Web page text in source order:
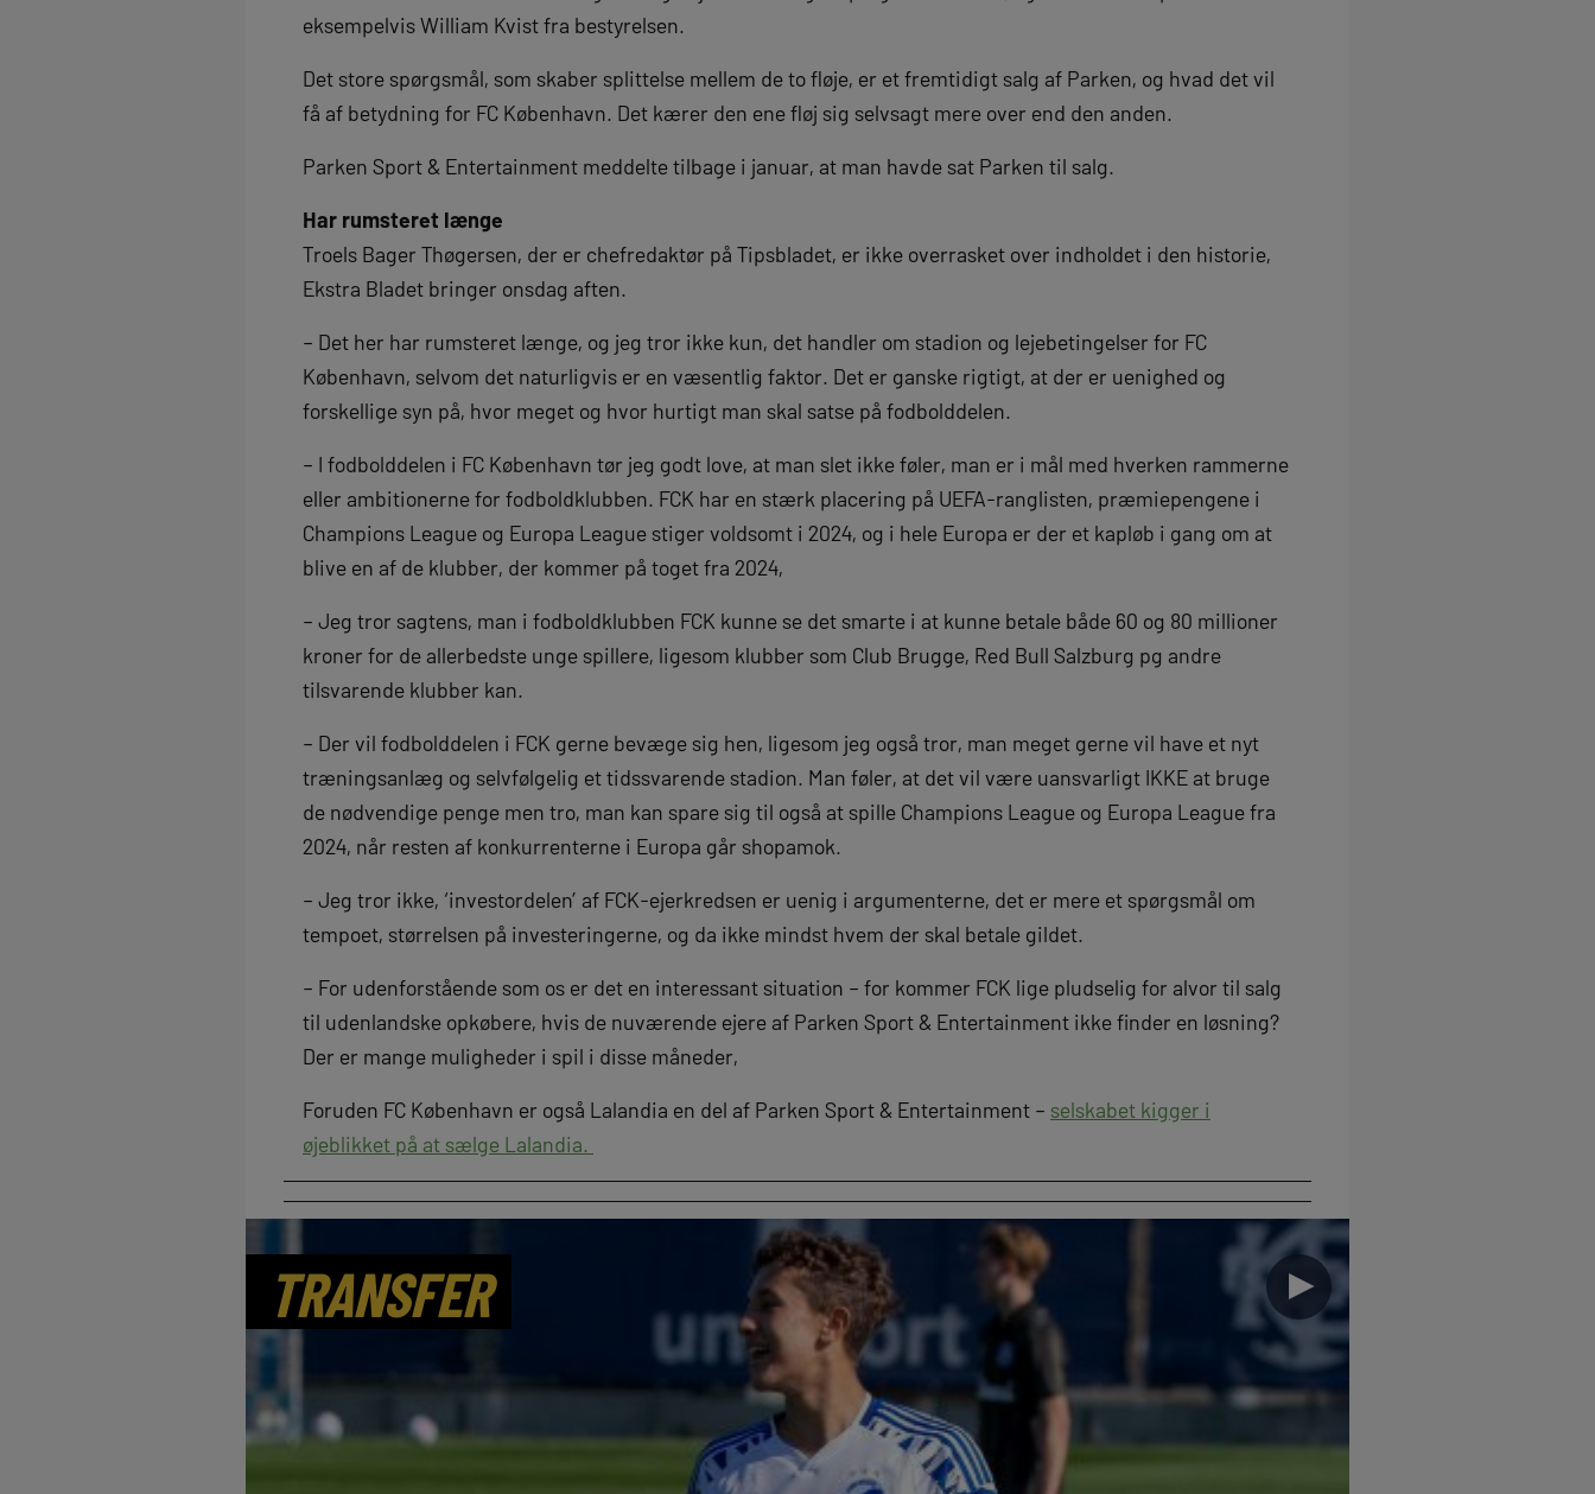
eksempelvis William Kvist fra bestyrelsen.
Det store spørgsmål, som skaber splittelse mellem de to fløje, er et fremtidigt salg af Parken, og hvad det vil
få af betydning for FC København. Det kærer den ene fløj sig selvsagt mere over end den anden.
Parken Sport & Entertainment meddelte tilbage i januar, at man havde sat Parken til salg.
Har rumsteret længe
Troels Bager Thøgersen, der er chefredaktør på Tipsbladet, er ikke overrasket over indholdet i den historie,
Ekstra Bladet bringer onsdag aften.
– Det her har rumsteret længe, og jeg tror ikke kun, det handler om stadion og lejebetingelser for FC
København, selvom det naturligvis er en væsentlig faktor. Det er ganske rigtigt, at der er uenighed og
forskellige syn på, hvor meget og hvor hurtigt man skal satse på fodbolddelen.
– I fodbolddelen i FC København tør jeg godt love, at man slet ikke føler, man er i mål med hverken rammerne
eller ambitionerne for fodboldklubben. FCK har en stærk placering på UEFA-ranglisten, præmiepengene i
Champions League og Europa League stiger voldsomt i 2024, og i hele Europa er der et kapløb i gang om at
blive en af de klubber, der kommer på toget fra 2024,
– Jeg tror sagtens, man i fodboldklubben FCK kunne se det smarte i at kunne betale både 60 og 80 millioner
kroner for de allerbedste unge spillere, ligesom klubber som Club Brugge, Red Bull Salzburg pg andre
tilsvarende klubber kan.
– Der vil fodbolddelen i FCK gerne bevæge sig hen, ligesom jeg også tror, man meget gerne vil have et nyt
træningsanlæg og selvfølgelig et tidssvarende stadion. Man føler, at det vil være uansvarligt IKKE at bruge
de nødvendige penge men tro, man kan spare sig til også at spille Champions League og Europa League fra
2024, når resten af konkurrenterne i Europa går shopamok.
– Jeg tror ikke, ‘investordelen’ af FCK-ejerkredsen er uenig i argumenterne, det er mere et spørgsmål om
tempoet, størrelsen på investeringerne, og da ikke mindst hvem der skal betale gildet.
– For udenforstående som os er det en interessant situation – for kommer FCK lige pludselig for alvor til salg
til udenlandske opkøbere, hvis de nuværende ejere af Parken Sport & Entertainment ikke finder en løsning?
Der er mange muligheder i spil i disse måneder,
Foruden FC København er også Lalandia en del af Parken Sport & Entertainment – selskabet kigger i
øjeblikket på at sælge Lalandia.
TRANSFER ►